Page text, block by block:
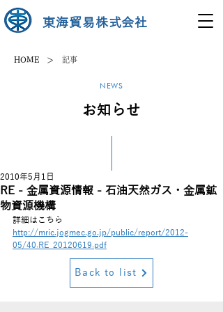
東海貿易株式会社
HOME > 記事
NEWS
お知らせ
RE - 金属資源情報 - 石油天然ガス・金属鉱
物資源機構
2010年5月1日
詳細はこちら
http://mric.jogmec.go.jp/public/report/2012-
05/40.RE_20120619.pdf
Back to list